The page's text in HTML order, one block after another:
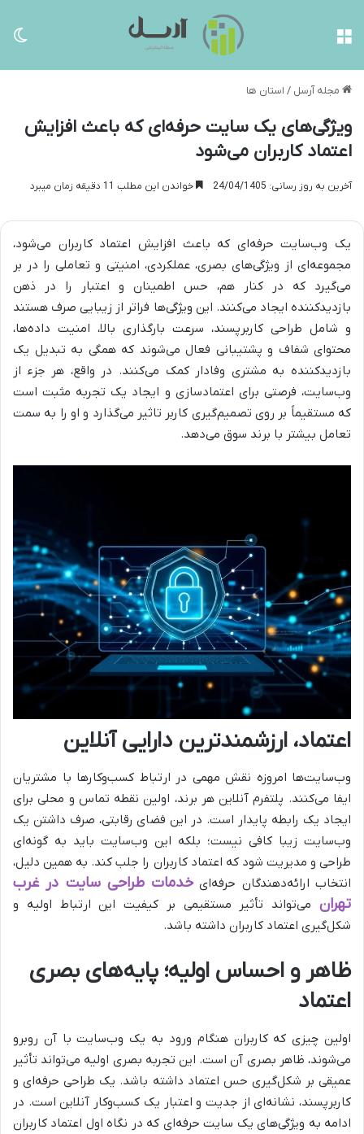
مجله آرسل / استان ها
ویژگی‌های یک سایت حرفه‌ای که باعث افزایش
اعتماد کاربران می‌شود
آخرین به روز رسانی: 24/04/1405 خواندن این مطلب 11 دقیقه زمان میبرد
یک وب‌سایت حرفه‌ای که باعث افزایش اعتماد کاربران می‌شود،
مجموعه‌ای از ویژگی‌های بصری، عملکردی، امنیتی و تعاملی را در بر
می‌گیرد که در کنار هم، حس اطمینان و اعتبار را در ذهن
بازدیدکننده ایجاد می‌کنند. این ویژگی‌ها فراتر از زیبایی صرف هستند
و شامل طراحی کاربرپسند، سرعت بارگذاری بالا، امنیت داده‌ها،
محتوای شفاف و پشتیبانی فعال می‌شوند که همگی به تبدیل یک
بازدیدکننده به مشتری وفادار کمک می‌کنند. در واقع، هر جزء از
وب‌سایت، فرصتی برای اعتمادسازی و ایجاد یک تجربه مثبت است
که مستقیماً بر روی تصمیم‌گیری کاربر تاثیر می‌گذارد و او را به سمت
تعامل بیشتر با برند سوق می‌دهد.
اعتماد، ارزشمندترین دارایی آنلاین
وب‌سایت‌ها امروزه نقش مهمی در ارتباط کسب‌وکارها با مشتریان
ایفا می‌کنند. پلتفرم آنلاین هر برند، اولین نقطه تماس و محلی برای
ایجاد یک رابطه پایدار است. در این فضای رقابتی، صرف داشتن یک
وب‌سایت زیبا کافی نیست؛ بلکه این وب‌سایت باید به گونه‌ای
طراحی و مدیریت شود که اعتماد کاربران را جلب کند. به همین دلیل،
انتخاب ارائه‌دهندگان حرفه‌ایخدمات طراحی سایت در غرب
تهران می‌تواند تأثیر مستقیمی بر کیفیت این ارتباط اولیه و
شکل‌گیری اعتماد کاربران داشته باشد.
ظاهر و احساس اولیه؛ پایه‌های بصری
اعتماد
اولین چیزی که کاربران هنگام ورود به یک وب‌سایت با آن روبرو
می‌شوند، ظاهر بصری آن است. این تجربه بصری اولیه می‌تواند تأثیر
عمیقی بر شکل‌گیری حس اعتماد داشته باشد. یک طراحی حرفه‌ای و
کاربرپسند، نشانه‌ای از جدیت و اعتبار یک کسب‌وکار آنلاین است. در
ادامه به ویژگی‌های یک سایت حرفه‌ای که در نگاه اول اعتماد کاربران